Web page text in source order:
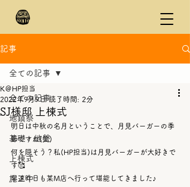
記事
全ての記事
地鎮祭
基礎・地盤
上棟式
施工中
全ての記事
SJ様邸 上棟式
K＠HP担当
2022年9月9日 読了時間: 2分
明日は中秋の名月ということで、月見バーガーの季
節ですね(笑)
何を隠そう？私(HP担当)は月見バーガーが大好きで
す🥰
早速昨日も某M店へ行って堪能してきました♪